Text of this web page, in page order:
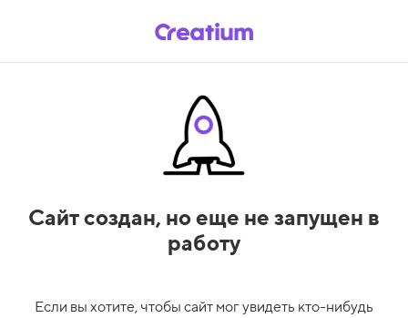
Сайт создан, но еще не запущен в
работу
Если вы хотите, чтобы сайт мог увидеть кто-нибудь